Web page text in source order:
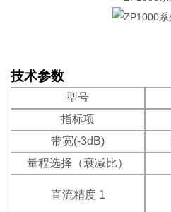
技术参数
型号
指标项
带宽(-3dB)
量程选择（衰减比）
直流精度 1